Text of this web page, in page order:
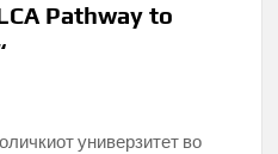
Pathway to
универзитет во